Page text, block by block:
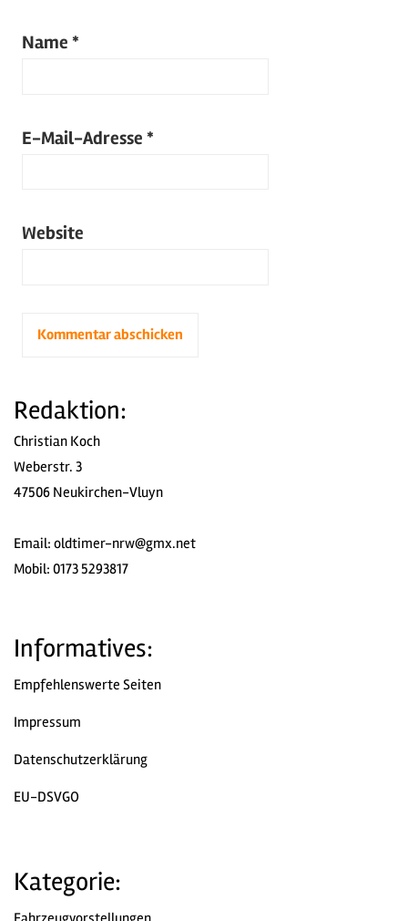
Name *
E-Mail-Adresse *
Website
Redaktion:
Christian Koch
Weberstr. 3
47506 Neukirchen-Vluyn
Email: oldtimer-nrw@gmx.net
Mobil: 0173 5293817
Informatives:
Empfehlenswerte Seiten
Impressum
Datenschutzerklärung
EU-DSVGO
Kategorie: